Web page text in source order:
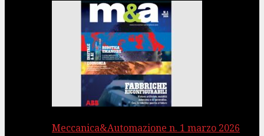
Meccanica&Automazione n. 1 marzo 2026